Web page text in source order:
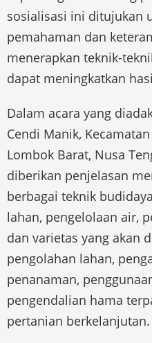
sosialisasi ini ditujukan
pemahaman dan
menerapkan teknik-
dapat meningkatkan
Dalam acara yang
Cendi Manik,
Lombok Barat, Nusa
diberikan penjelasan
berbagai teknik
lahan, pengelolaan air,
dan varietas yang akan
pengolahan lahan,
penanaman,
pengendalian hama
pertanian berkelanjutan.